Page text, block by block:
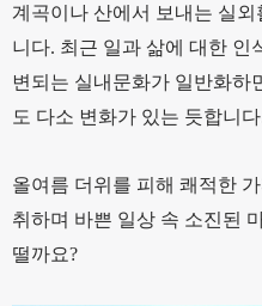
계곡이나 산에서 보내는 실
니다. 최근 일과 삶에 대한 인
변되는 실내문화가 일반화하
도 다소 변화가 있는 듯합니
올여름 더위를 피해 쾌적한
취하며 바쁜 일상 속 소진된
떨까요?